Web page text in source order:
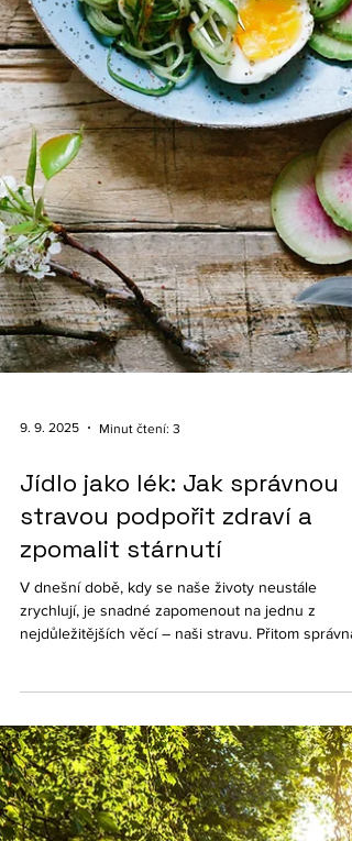
9. 9. 2025 Minut čtení: 3
Jídlo jako lék: Jak správnou
stravou podpořit zdraví a
zrychlují, je snadné zapomenout na jednu z
nejdůležitějších věcí – naši stravu. Přitom správná
strava je jedním z nejúčinnějších nástrojů
chronických onemocnění a klíčovým faktorem pro
zdravé stárnutí. Není náhodou, že to, co jíme, má